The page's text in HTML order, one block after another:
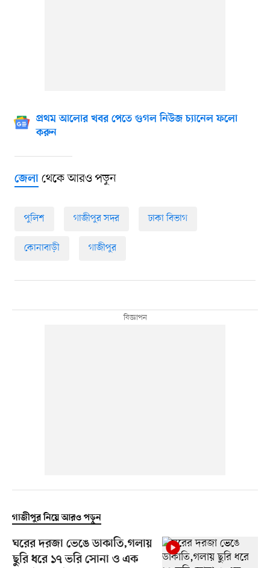
প্রথম আলোর খবর পেতে গুগল নিউজ চ্যানেল ফলো
করুন
জেলাথেকে আরও পড়ুন
পুলিশ গাজীপুর সদর ঢাকা বিভাগ
কোনাবাড়ী গাজীপুর
গাজীপুর নিয়ে আরও পড়ুন
ঘরের দরজা ভেঙে ডাকাতি,গলায়
ছুরি ধরে ১৭ ভরি সোনা ও এক